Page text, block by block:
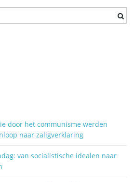
door het communisme werden
naar zaligverklaring
van socialistische idealen naar